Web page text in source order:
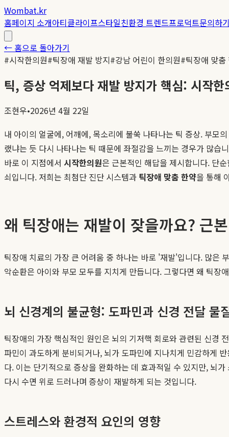
Wombat.kr
홈페이지 소개아티클라이프스타일친환경 트렌드프로덕트문의하기
← 홈으로 돌아가기
#시작한의원#틱장애 재발 방지#강남 어린이 한의원#틱장애 맞춤
틱, 증상 억제보다 재발 방지가 핵심: 시작
조현우•2026년 4월 22일
내 아이의 얼굴에, 어깨에, 목소리에 불쑥 나타나는 틱 증상. 부모
랬냐는 듯 다시 나타나는 틱 때문에 좌절감을 느끼는 경우가 많
바로 이 지점에서 시작한의원은 근본적인 해답을 제시합니다. 단
쇠입니다. 저희는 최첨단 진단 시스템과 틱장애 맞춤 한약을 통해
왜 틱장애는 재발이 잦을까요? 근
틱장애 치료의 가장 큰 어려움 중 하나는 바로 '재발'입니다. 많은
악순환은 아이와 부모 모두를 지치게 만듭니다. 그렇다면 왜 틱장
뇌 신경계의 불균형: 도파민과 신경 전달 물
틱장애의 가장 핵심적인 원인은 뇌의 기저핵 회로와 관련된 신경
파민이 과도하게 분비되거나, 뇌가 도파민에 지나치게 민감하게
다. 이는 단기적으로 증상을 완화하는 데 효과적일 수 있지만, 뇌
다시 수면 위로 드러나며 증상이 재발하게 되는 것입니다.
스트레스와 환경적 요인의 영향